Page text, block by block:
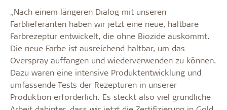
„Nach einem längeren Dialog mit unseren
Farblieferanten haben wir jetzt eine neue, haltbare
Farbrezeptur entwickelt, die ohne Biozide auskommt.
Die neue Farbe ist ausreichend haltbar, um das
Overspray auffangen und wiederverwenden zu können.
Dazu waren eine intensive Produktentwicklung und
umfassende Tests der Rezepturen in unserer
Produktion erforderlich. Es steckt also viel gründliche